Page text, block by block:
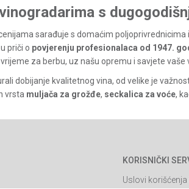
s
sarađuje s domaćim
priči o povjerenju profesionalaca od 1947.
za berbu, uz našu opremu i savjete vaše
dobijanje kvalitetnog vina, od velike je
vrsta muljača za grožđe, seckalica za voće,
KORISNIČKI
Uslovi